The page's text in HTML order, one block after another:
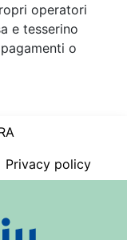
operatori
e tesserino
o
Privacy policy